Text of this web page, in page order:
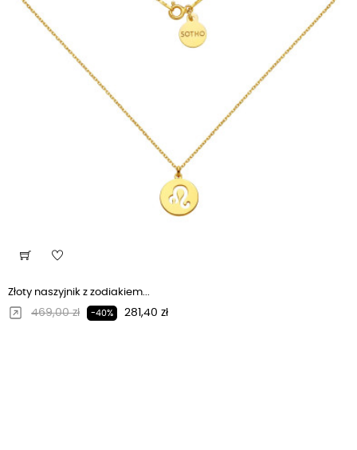
Złoty naszyjnik z zodiakiem...
Regularna cena
469,00 zł -40% Cena
281,40 zł